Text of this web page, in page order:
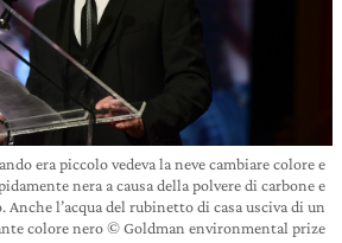
era piccolo vedeva la neve cambiare colore e
nera a causa della polvere di carbone e
Anche l’acqua del rubinetto di casa usciva di un
colore nero © Goldman environmental prize